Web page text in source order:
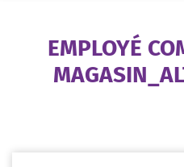
EMPLOYÉ